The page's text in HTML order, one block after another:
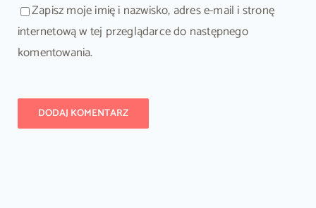
Zapisz moje imię i nazwisko, adres e-mail i stronę
internetową w tej przeglądarce do następnego
komentowania.